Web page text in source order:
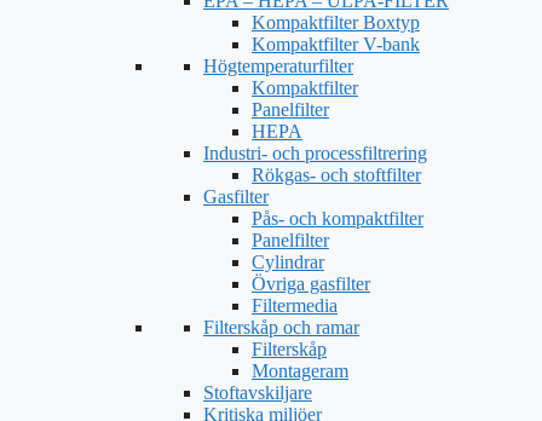
Kompaktfilter Boxtyp
Kompaktfilter V-bank
Högtemperaturfilter
Kompaktfilter
Panelfilter
HEPA
Industri- och processfiltrering
Rökgas- och stoftfilter
Gasfilter
Pås- och kompaktfilter
Panelfilter
Cylindrar
Övriga gasfilter
Filtermedia
Filterskåp och ramar
Filterskåp
Montageram
Stoftavskiljare
Kritiska miljöer